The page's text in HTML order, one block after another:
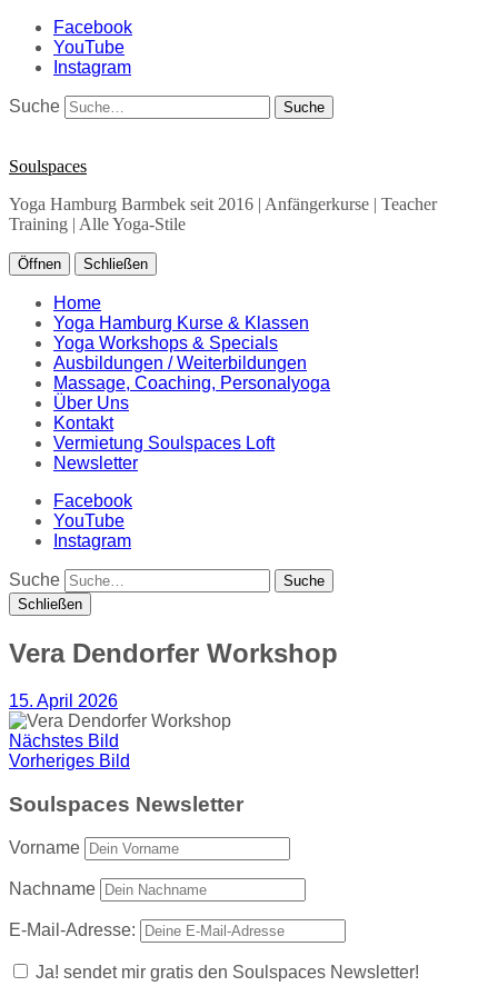
Facebook
YouTube
Instagram
Suche
Soulspaces
Yoga Hamburg Barmbek seit 2016 | Anfängerkurse | Teacher
Training | Alle Yoga-Stile
Öffnen Schließen
Home
Yoga Hamburg Kurse & Klassen
Yoga Workshops & Specials
Ausbildungen / Weiterbildungen
Massage, Coaching, Personalyoga
Über Uns
Kontakt
Vermietung Soulspaces Loft
Newsletter
Facebook
YouTube
Instagram
Suche
Schließen
Vera Dendorfer Workshop
15. April 2026
Nächstes Bild
Vorheriges Bild
Soulspaces Newsletter
Vorname
Nachname
E-Mail-Adresse:
Ja! sendet mir gratis den Soulspaces Newsletter!